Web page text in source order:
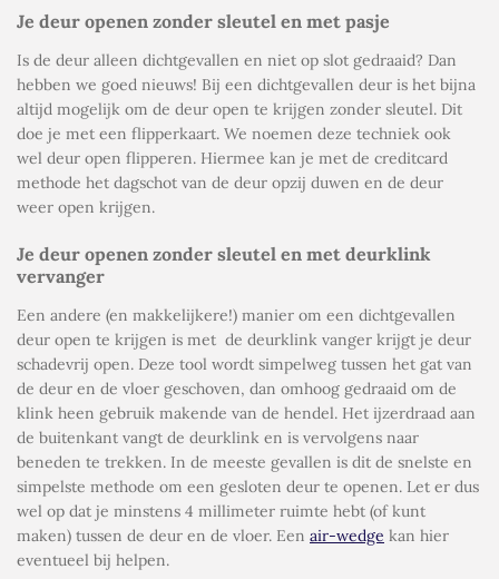
Je deur openen zonder sleutel en met pasje
Is de deur alleen dichtgevallen en niet op slot gedraaid? Dan
hebben we goed nieuws! Bij een dichtgevallen deur is het bijna
altijd mogelijk om de deur open te krijgen zonder sleutel. Dit
doe je met een flipperkaart. We noemen deze techniek ook
wel deur open flipperen. Hiermee kan je met de creditcard
methode het dagschot van de deur opzij duwen en de deur
weer open krijgen.
Je deur openen zonder sleutel en met deurklink
vervanger
Een andere (en makkelijkere!) manier om een dichtgevallen
deur open te krijgen is met de deurklink vanger krijgt je deur
schadevrij open. Deze tool wordt simpelweg tussen het gat van
de deur en de vloer geschoven, dan omhoog gedraaid om de
klink heen gebruik makende van de hendel. Het ijzerdraad aan
de buitenkant vangt de deurklink en is vervolgens naar
beneden te trekken. In de meeste gevallen is dit de snelste en
simpelste methode om een gesloten deur te openen. Let er dus
wel op dat je minstens 4 millimeter ruimte hebt (of kunt
maken) tussen de deur en de vloer. Een air-wedge kan hier
eventueel bij helpen.